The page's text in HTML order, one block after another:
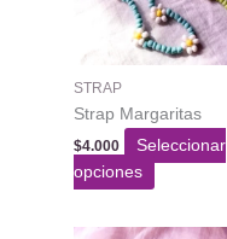
STRAP
Strap Margaritas
$4.000
Seleccionar
opciones
tiene